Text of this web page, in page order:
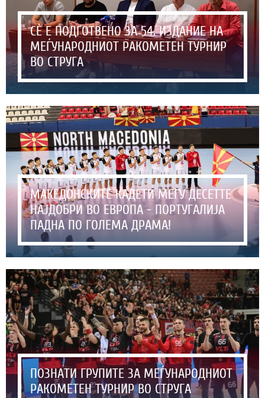
СЀ Е ПОДГОТВЕНО ЗА 54. ИЗДАНИЕ НА
МЕЃУНАРОДНИОТ РАКОМЕТЕН ТУРНИР
ВО СТРУГА
МАКЕДОНСКИТЕ КАДЕТИ МЕЃУ ДЕСЕТТЕ
НАЈДОБРИ ВО ЕВРОПА - ПОРТУГАЛИЈА
ПАДНА ПО ГОЛЕМА ДРАМА!
ПОЗНАТИ ГРУПИТЕ ЗА МЕЃУНАРОДНИОТ
РАКОМЕТЕН ТУРНИР ВО СТРУГА